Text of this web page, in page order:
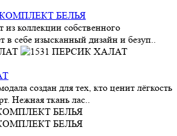
КОМПЛЕКТ БЕЛЬЯ
коллекции собственного
в себе изысканный дизайн и безуп..
создан для тех, кто ценит лёгкость
Нежная ткань лас..